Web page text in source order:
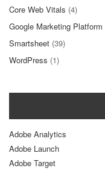
Core Web Vitals (4)
Google Marketing Platform
Smartsheet (39)
WordPress (1)
Adobe Analytics
Adobe Launch
Adobe Target